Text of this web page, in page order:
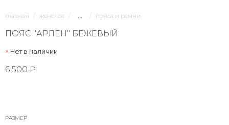
главная женское пояса и ремни
ПОЯС "АРЛЕН" БЕЖЕВЫЙ
Нет в наличии
6 500 ₽
РАЗМЕР